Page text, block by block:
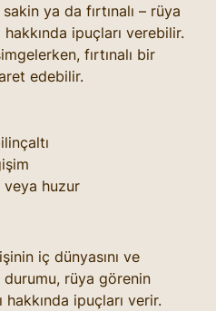
ya da fırtınalı – rüya
ipuçları verebilir.
fırtınalı bir
edebilir.
huzur
iç dünyasını ve
rüya görenin
ipuçları verir.